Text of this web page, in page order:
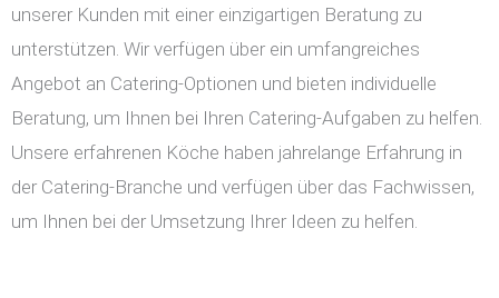
unserer Kunden mit einer einzigartigen Beratung zu
unterstützen. Wir verfügen über ein umfangreiches
Angebot an Catering-Optionen und bieten individuelle
Beratung, um Ihnen bei Ihren Catering-Aufgaben zu helfen.
Unsere erfahrenen Köche haben jahrelange Erfahrung in
der Catering-Branche und verfügen über das Fachwissen,
um Ihnen bei der Umsetzung Ihrer Ideen zu helfen.